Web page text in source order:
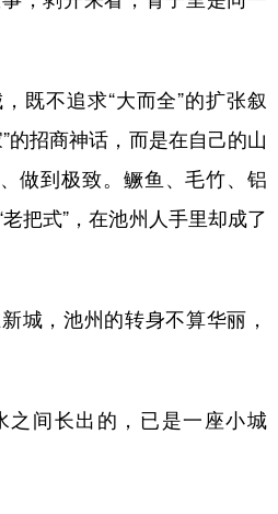
不追求“大而全”的扩张叙
的招商神话，而是在自己的山
做到极致。鳜鱼、毛竹、铝
把式”，在池州人手里却成了
，池州的转身不算华丽，
间长出的，已是一座小城